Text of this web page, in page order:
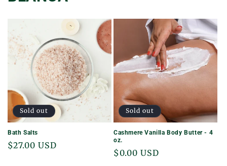
Sold out
Bath Salts
Regular
$27.00 USD
Sold out
Cashmere Vanilla Body Butter - 4
oz.
Regular
$0.00 USD